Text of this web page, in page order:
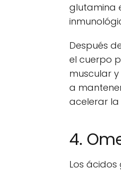
glutamina
Después
el cuerpo
muscular
a
acelerar la
4.
Los